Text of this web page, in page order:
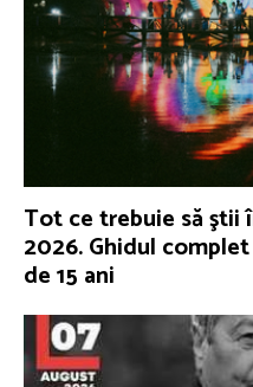
Tot ce trebuie să ştii
2026. Ghidul
de 15 ani